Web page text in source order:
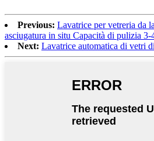
Previous: Lavatrice per vetreria da
asciugatura in situ Capacità di pulizia
Next: Lavatrice automatica di vetri